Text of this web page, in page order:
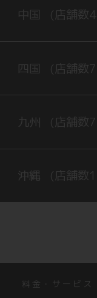
中国 (店舗数4
四国 (店舗数7
九州 (店舗数7
沖縄 (店舗数 1
料金・サービス